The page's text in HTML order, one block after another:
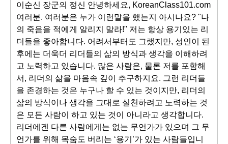
이순신 장군의 정신 안녕하세요, KoreanClass101.com
여러분. 여러분은 누가 이런말을 했는지 아시나요? "나
의 죽음을 적에게 알리지 말라!" 저는 항상 용기있는 리
더들을 좋아합니다. 어려서부터도 그랬지만, 성인이 된
후에는 더욱더 리더들의 삶의 방식과 생각을 이해하려
고 노력하고 있습니다. 많은 사람은, 물론 저를 포함해
서, 리더의 삶을 마음속 깊이 추구하지요. 그런 리더들
을 존경하는 것은 누구나 할 수 있는 것이지만, 리더의
삶의 방식이나 생각을 그대로 실천하려고 노력하는 것
은 모든 사람이 하고 있는 것이 아니라고 생각합니다.
리더에겐 다른 사람에게는 없는 무언가가 있으며 그 무
언가를 위해 목숨도 버리는 ‘용기’가 있는 사람들입니